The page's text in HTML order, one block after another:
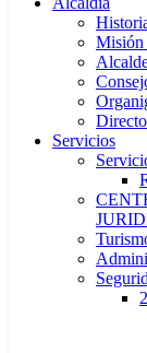
Misión
Servicios